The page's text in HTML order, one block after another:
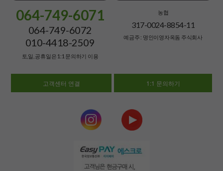
064-749-6071
064-749-6072
010-4418-2509
토,일, 공휴일은 1:1 문의하기 이용
농협
317-0024-8854-11
예금주 : 명인이영자옥돔 주식회사
고객센터 연결 1:1 문의하기